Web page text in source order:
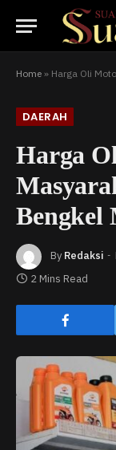
Home » Harga Oli
DAERAH
Harga
Bengkel
By Redaksi
2 Mins Read